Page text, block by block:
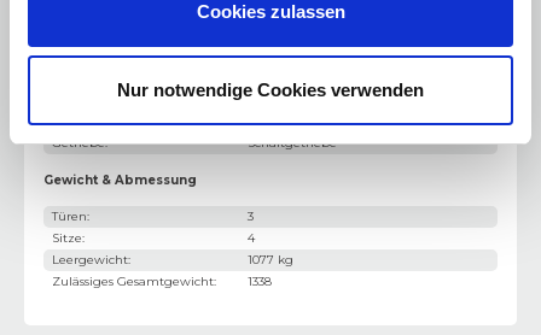
Cookies zulassen
Nur notwendige Cookies verwenden
3-Zylinder
Leistung PS:
69 PS
Hybrid-Benzin
Antriebsart:
Standardantrieb
Getriebe: Schaltgetriebe
Gewicht & Abmessung
Türen:
3
Sitze:
4
Leergewicht:
1077 kg
Zulässiges Gesamtgewicht: 1338